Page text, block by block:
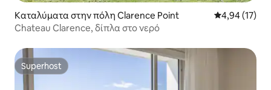
Καταλύματα στην πόλη Clarence Point Μέση
4,94 (17)
Chateau Clarence, δίπλα στο νερό
Superhost
Superhost